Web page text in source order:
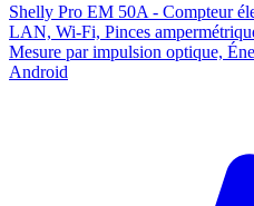
Shelly Pro EM 50A - Compteur
LAN, Wi-Fi, Pinces
Mesure par impulsion optique,
Android